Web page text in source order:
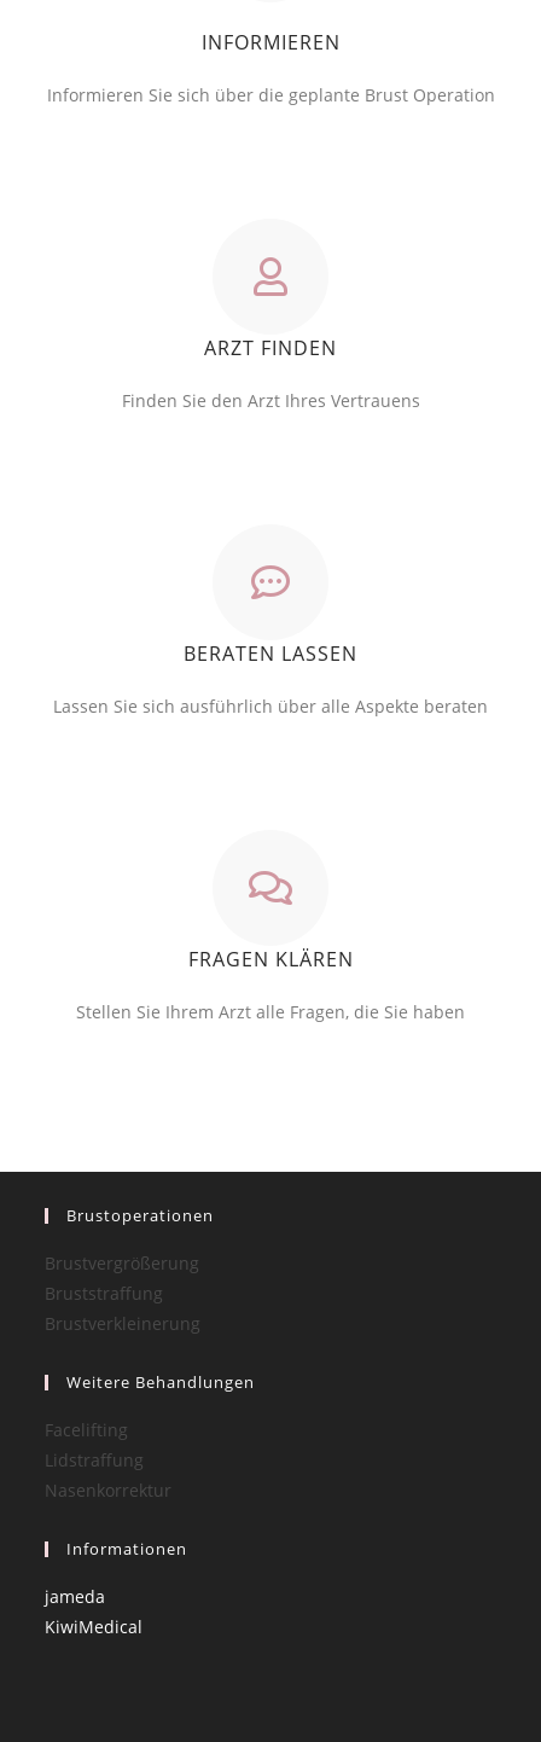
INFORMIEREN
Informieren Sie sich über die geplante Brust Operation
ARZT FINDEN
Finden Sie den Arzt Ihres Vertrauens
BERATEN LASSEN
Lassen Sie sich ausführlich über alle Aspekte beraten
FRAGEN KLÄREN
Stellen Sie Ihrem Arzt alle Fragen, die Sie haben
Brustoperationen
Brustvergrößerung
Bruststraffung
Brustverkleinerung
Weitere Behandlungen
Facelifting
Lidstraffung
Nasenkorrektur
Informationen
jameda
KiwiMedical